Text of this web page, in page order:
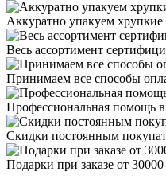
Аккуратно упакуем хрупкие
Весь ассортимент
Принимаем все способы
Профессиональная помощь в
Скидки постоянным
Подарки при заказе от